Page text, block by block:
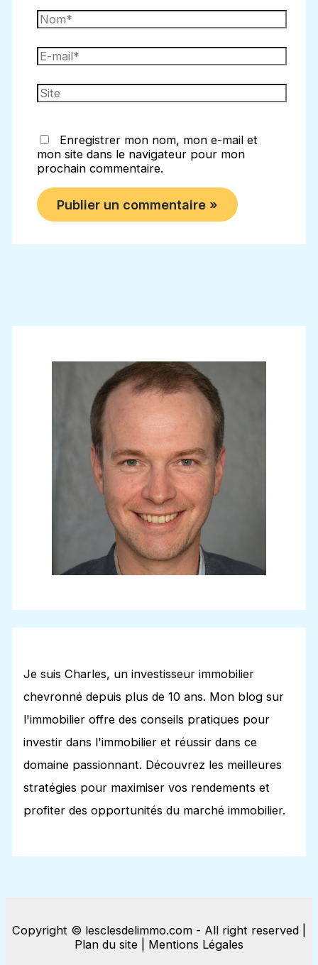
Nom*
E-
mail*
Site
Enregistrer mon nom, mon e-mail et
mon site dans le navigateur pour mon
prochain commentaire.
Je suis Charles, un investisseur immobilier
chevronné depuis plus de 10 ans. Mon blog sur
l'immobilier offre des conseils pratiques pour
investir dans l'immobilier et réussir dans ce
domaine passionnant. Découvrez les meilleures
stratégies pour maximiser vos rendements et
profiter des opportunités du marché immobilier.
Copyright © lesclesdelimmo.com - All right reserved |
Plan du site
Mentions Légales